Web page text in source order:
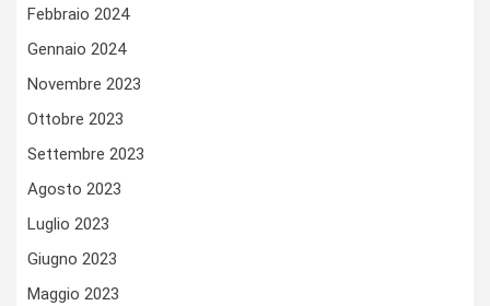
Febbraio 2024
Gennaio 2024
Novembre 2023
Ottobre 2023
Settembre 2023
Agosto 2023
Luglio 2023
Giugno 2023
Maggio 2023